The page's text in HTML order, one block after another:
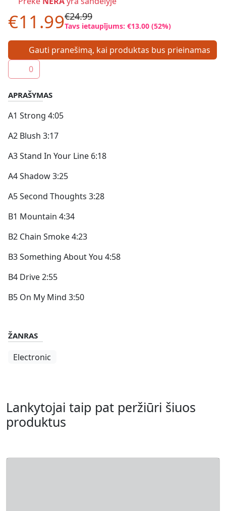
€11.99€24.99
Tavs ietaupījums: €13.00 (52%)
Gauti pranešimą, kai produktas bus prieinamas
0
APRAŠYMAS
A1 Strong 4:05
A2 Blush 3:17
A3 Stand In Your Line 6:18
A4 Shadow 3:25
A5 Second Thoughts 3:28
B1 Mountain 4:34
B2 Chain Smoke 4:23
B3 Something About You 4:58
B4 Drive 2:55
B5 On My Mind 3:50
ŽANRAS
Electronic
Lankytojai taip pat peržiūri šiuos
produktus